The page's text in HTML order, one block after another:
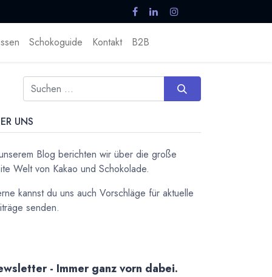
Schokoguide Kontakt B2B
UNS
Blog berichten wir über die große
Welt von Kakao und Schokolade.
kannst du uns auch Vorschläge für aktuelle
senden.
- Immer ganz vorn dabei.